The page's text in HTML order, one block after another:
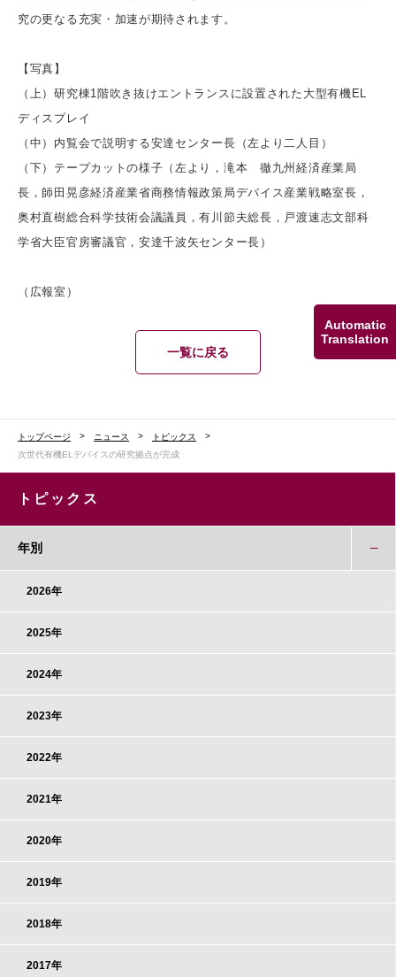
Automatic
Translation
究の更なる充実・加速が期待されます。
【写真】
（上）研究棟1階吹き抜けエントランスに設置された大型有機EL
ディスプレイ
（中）内覧会で説明する安達センター長（左より二人目）
（下）テープカットの様子（左より，滝本 徹九州経済産業局
長，師田晃彦経済産業省商務情報政策局デバイス産業戦略室長，
奥村直樹総合科学技術会議議員，有川節夫総長，戸渡速志文部科
学省大臣官房審議官，安達千波矢センター長）
（広報室）
一覧に戻る
トップページ ニュース
トピックス
次世代有機ELデバイスの研究拠点が完成
トピックス
年別
2026年
2025年
2024年
2023年
2022年
2021年
2020年
2019年
2018年
2017年